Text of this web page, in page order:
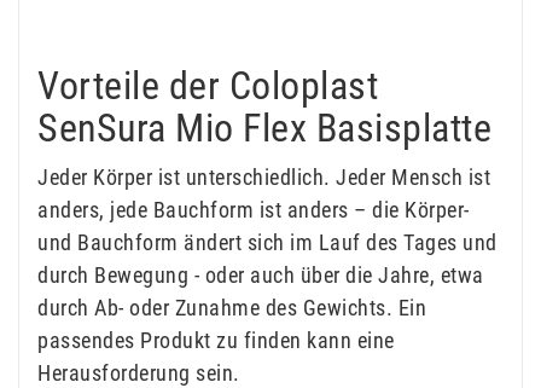
Vorteile der Coloplast
SenSura Mio Flex Basisplatte
Jeder Körper ist unterschiedlich. Jeder Mensch ist
anders, jede Bauchform ist anders – die Körper-
und Bauchform ändert sich im Lauf des Tages und
durch Bewegung - oder auch über die Jahre, etwa
durch Ab- oder Zunahme des Gewichts. Ein
passendes Produkt zu finden kann eine
Herausforderung sein.